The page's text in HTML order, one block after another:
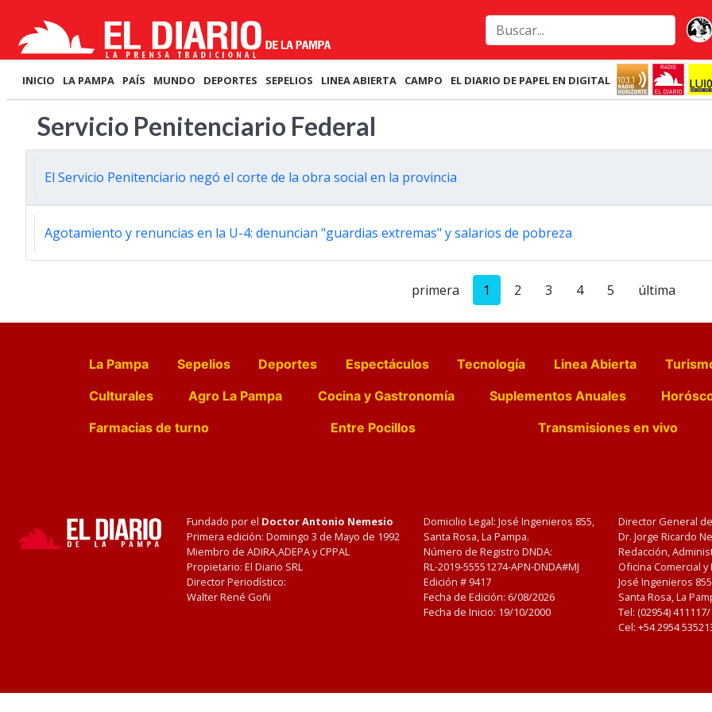
INICIO LA PAMPA PAÍS MUNDO DEPORTES SEPELIOS LINEA ABIERTA CAMPO EL DIARIO DE PAPEL EN DIGITAL
Servicio Penitenciario Federal
El Servicio Penitenciario negó el corte de la obra social en la provincia
Agotamiento y renuncias en la U-4: denuncian "guardias extremas" y salarios de pobreza
primera 1 2 3 4 5 última
La Pampa Sepelios Deportes Espectáculos Tecnología Linea Abierta
Culturales
Agro La Pampa Cocina y Gastronomía Suplementos Anuales
Farmacias de turno
Entre Pocillos Transmisiones en vivo
Fundado por el Doctor Antonio Nemesio
Primera edición: Domingo 3 de Mayo de 1992
Miembro de ADIRA,ADEPA y CPPAL
Propietario: El Diario SRL
Director Periodístico:
Walter René Goñi
Domicilio Legal: José Ingenieros 855,
Santa Rosa, La Pampa.
Número de Registro DNDA:
RL-2019-55551274-APN-DNDA#MJ
Edición # 9417
Fecha de Edición: 6/08/2026
Fecha de Inicio: 19/10/2000
Director General
Dr. Jorge Ricardo
Redacción,
Oficina Comercial
José Ingenieros
Santa Rosa, La
Tel: (02954)
Cel: +54 2954